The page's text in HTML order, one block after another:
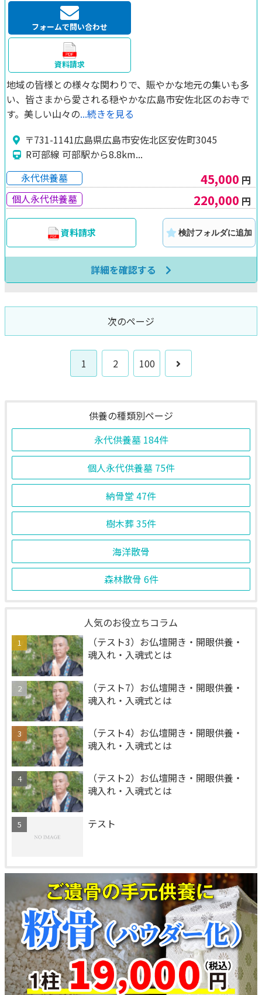
〒731-1141広島県広島市安佐北区安佐町3045
R可部線 可部駅から8.8km...
永代供養墓
45,000 円
個人永代供養墓
220,000 円
フォームで問い合わせ
資料請求
地域の皆様との様々な関わりで、賑やかな地元の集いも多
い、皆さまから愛される穏やかな広島市安佐北区のお寺で
す。美しい山々の...続きを見る
資料請求 検討フォルダに追加
詳細を確認する
次のページ
1 2 100
次
供養の種類別ページ
永代供養墓184件
個人永代供養墓 75件
納骨堂 47件
樹木葬35件
海洋散骨
森林散骨 6件
人気のお役立ちコラム
（テスト3）お仏壇開き・開眼供養・
魂入れ・入魂式とは
（テスト7）お仏壇開き・開眼供養・
魂入れ・入魂式とは
（テスト4）お仏壇開き・開眼供養・
魂入れ・入魂式とは
（テスト2）お仏壇開き・開眼供養・
魂入れ・入魂式とは
テスト